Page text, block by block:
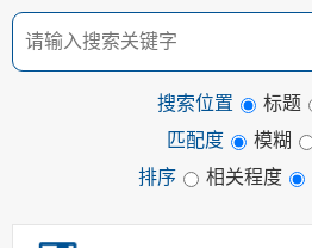
搜索位置 标题
匹配度
模糊
排序
相关程度